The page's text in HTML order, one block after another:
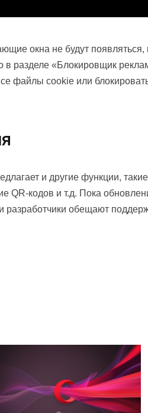
окна не будут
разделе «Блокировщик
файлы cookie или
и другие функции,
QR-кодов и т.д. Пока
обещают